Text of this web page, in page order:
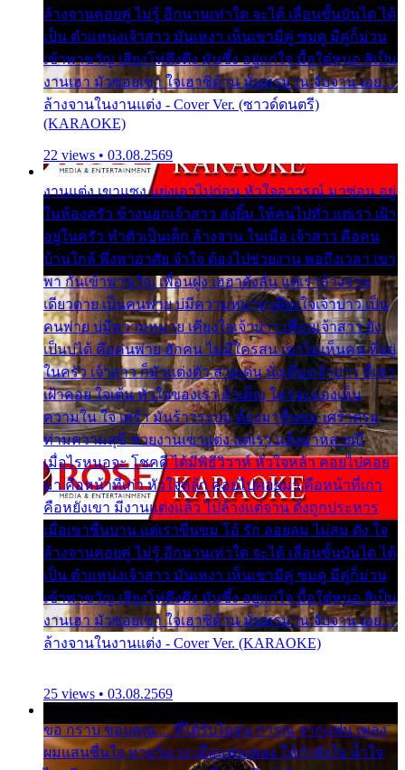
ล้างจานคอยคู่ ไม่รู้ อีกนานเท่าใด จะได้ เลื่อนขั้นบันได ได้
เป็น ตำแหน่งเจ้าสาว มันเหงา เห็นเขามีคู่ ซมดู มีคู่ก็ม่วน
เข้าพาขวัญ เสียงโห่ตึงตึง มันซึ้ง อยู่แก่ใจ มื้อใด๋หนอ สิเป็น
งานเฮา มัวซอยเขา ใจเฮาซิด้าน มันทรมาน จับจาน เอย…
ล้างจานในงานแต่ง - Cover Ver. (ซาวด์ดนตรี)
(KARAOKE)
22 views • 03.08.2569
งานแต่ง เขาแซง แย่งเอาไปก่อน หัวใจอาวรณ์ มาซ่อน อยู่
ในห้องครัว ข้างนอกเจ้าสาว ส่งยิ้ม ให้คนไปทั่ว แต่เรา เฝ้า
อยู่ในครัว ทำตัวเป็นเด็ก ล้างจาน ในเมื่อ เจ้าสาว คือคน
บ้านใกล้ พึ่งพาอาศัย จำใจ ต้องไปช่วยงาน พอถึงเวลา เขา
พา กันเข้าพาขวัญ เพื่อนฝูง เฮฮาดังลั่น แต่เราล้างจาน
เดียวดาย เป็นคนพ่าย บ่มีความหมาย เคียงใจเจ้าบ่าว เป็น
คนพ่าย บ่มีความหมาย เคียงใจเจ้าบ่าว เพื่อนเจ้าสาว ยัง
เป็นบ่ได้ คือคนพ่าย ฮักคน ไม่มีใครสน เขาไม่เห็นคน ที่อยู่
ในครัว เจ้าสาว ก็มัวแต่งตัว สวยเด่น นั่งเคียงเจ้าบ่าว ที่เขา
เฝ้าคอย ใจเต้น หัวใจของเรา ลำเค็ญ ใครจะมองเห็น
ความใน ใจ เศร้า มันร้าวระบม ต้องมาขื่นขม เศร้าตรม
ท่ามความสุขี ช่วยงานเขาแต่ง แต่เรา แล้งมาหลายปี
เมื่อไรหนอจะ โชคดี ได้มีพิธีวิวาห์ หัวใจหล้า คอยไปคอย
มา คือหน้าที่เก่า หัวใจหล้า คอยไปคอยมา คือหน้าที่เก่า
คือหยังเขา มีงานแต่งแล้ว ไปล้างแต่จาน ดั่งถูกประหาร
เมื่อเขาชื่นบาน แต่เราขื่นขม โอ้ รัก ลอยลม ไม่สม ดัง ใจ
ล้างจานคอยคู่ ไม่รู้ อีกนานเท่าใด จะได้ เลื่อนขั้นบันได ได้
เป็น ตำแหน่งเจ้าสาว มันเหงา เห็นเขามีคู่ ซมดู มีคู่ก็ม่วน
เข้าพาขวัญ เสียงโห่ตึงตึง มันซึ้ง อยู่แก่ใจ มื้อใด๋หนอ สิเป็น
งานเฮา มัวซอยเขา ใจเฮาซิด้าน มันทรมาน จับจาน เอย…
ล้างจานในงานแต่ง - Cover Ver. (KARAOKE)
25 views • 03.08.2569
ขอ กราบ ขอบคุณ.... ที่ได้รับไออุ่น การุณ จากแฟน เพลง
ผมแสนชื่นใจ หายวังเวง เมื่อแฟนเพลง ให้กำลังใจ น้ำใจ